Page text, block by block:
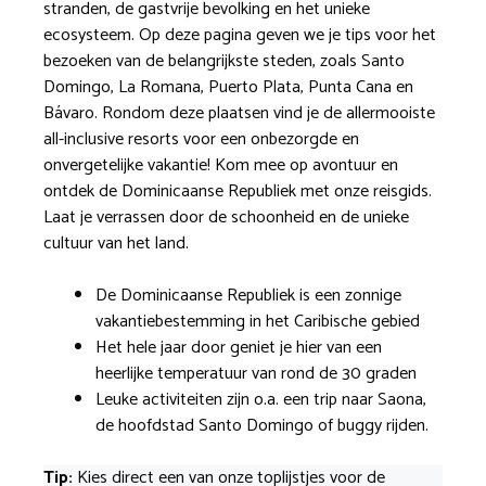
stranden, de gastvrije bevolking en het unieke
ecosysteem. Op deze pagina geven we je tips voor het
bezoeken van de belangrijkste steden, zoals Santo
Domingo, La Romana, Puerto Plata, Punta Cana en
Bávaro. Rondom deze plaatsen vind je de allermooiste
all-inclusive resorts voor een onbezorgde en
onvergetelijke vakantie! Kom mee op avontuur en
ontdek de Dominicaanse Republiek met onze reisgids.
Laat je verrassen door de schoonheid en de unieke
cultuur van het land.
De Dominicaanse Republiek is een zonnige
vakantiebestemming in het Caribische gebied
Het hele jaar door geniet je hier van een
heerlijke temperatuur van rond de 30 graden
Leuke activiteiten zijn o.a. een trip naar Saona,
de hoofdstad Santo Domingo of buggy rijden.
Tip: Kies direct een van onze toplijstjes voor de